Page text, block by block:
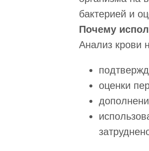
бактерией и
Почему
Анализ крови
оценки